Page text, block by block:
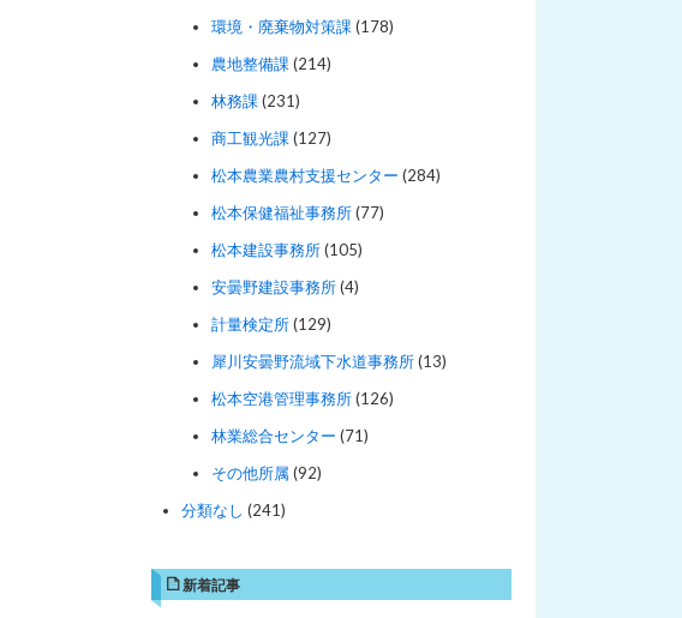
環境・廃棄物対策課 (178)
農地整備課 (214)
林務課 (231)
商工観光課 (127)
松本農業農村支援センター (284)
松本保健福祉事務所(77)
松本建設事務所(105)
安曇野建設事務所(4)
計量検定所(129)
犀川安曇野流域下水道事務所(13)
松本空港管理事務所(126)
林業総合センター (71)
その他所属(92)
分類なし (241)
新着記事